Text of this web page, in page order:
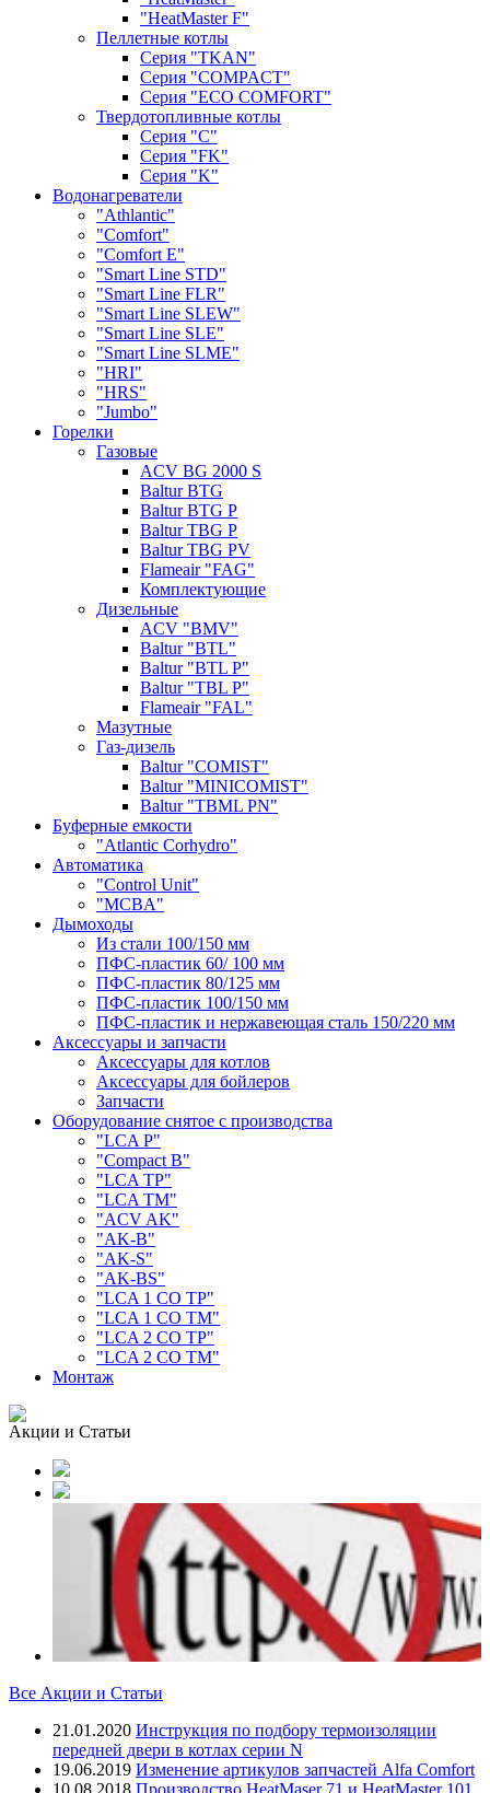
"HeatMaster F"
Пеллетные котлы
Cерия "TKAN"
Cерия "COMPACT"
Серия "ECO COMFORT"
Твердотопливные котлы
Серия "C"
Серия "FK"
Серия "K"
Водонагреватели
"Athlantic"
"Comfort"
"Comfort E"
"Smart Line STD"
"Smart Line FLR"
"Smart Line SLEW"
"Smart Line SLE"
"Smart Line SLME"
"HRI"
"HRS"
"Jumbo"
Горелки
Газовые
ACV BG 2000 S
Baltur BTG
Baltur BTG P
Baltur TBG P
Baltur TBG PV
Flameair "FAG"
Комплектующие
Дизельные
ACV "BMV"
Baltur "BTL"
Baltur "BTL P"
Baltur "TBL P"
Flameair "FAL"
Мазутные
Газ-дизель
Baltur "COMIST"
Baltur "MINICOMIST"
Baltur "TBML PN"
Буферные емкости
"Atlantic Corhydro"
Автоматика
"Control Unit"
"MCBA"
Дымоходы
Из стали 100/150 мм
ПФС-пластик 60/ 100 мм
ПФС-пластик 80/125 мм
ПФС-пластик 100/150 мм
ПФС-пластик и нержавеющая сталь 150/220 мм
Аксессуары и запчасти
Аксессуары для котлов
Аксессуары для бойлеров
Запчасти
Оборудование снятое с производства
"LCA P"
"Compact B"
"LCA TP"
"LCA TM"
"ACV AK"
"AK-B"
"AK-S"
"AK-BS"
"LCA 1 CO TP"
"LCA 1 CO TM"
"LCA 2 CO TP"
"LCA 2 CO TM"
Монтаж
Акции и Статьи
Все Акции и Статьи
21.01.2020 Инструкция по подбору термоизоляции
передней двери в котлах серии N
19.06.2019 Изменение артикулов запчастей Alfa Comfort
10.08.2018 Производство HeatMaser 71 и HeatMaster 101